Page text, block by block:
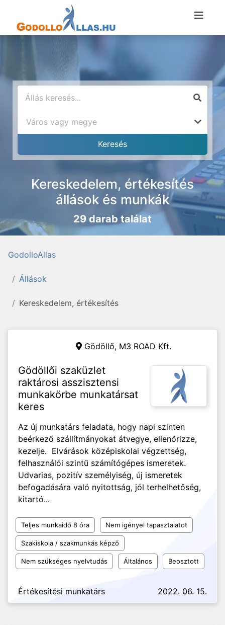
Kereskedelem, értékesítés
állások és munkák
29 darab találat
GodolloAllas
Állások
Kereskedelem, értékesítés
Gödöllő, M3 ROAD Kft.
Gödöllői szaküzlet
raktárosi asszisztensi
munkakörbe munkatársat
keres
Az új munkatárs feladata, hogy napi szinten
beérkező szállítmányokat átvegye, ellenőrizze,
kezelje. Elvárások középiskolai végzettség,
felhasználói szintű számítógépes ismeretek.
Udvarias, pozitív személyiség, új ismeretek
befogadására való nyitottság, jól terhelhetőség,
kitartó...
Teljes munkaidő 8 óra Nem igényel tapasztalatot
Szakiskola / szakmunkás képző
Nem szükséges nyelvtudás Általános Beosztott
Értékesítési munkatárs 2022. 06. 15.